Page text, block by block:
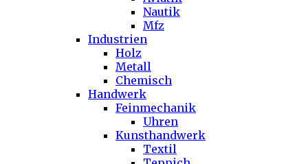
Nautik
Mfz
Industrien
Holz
Metall
Chemisch
Handwerk
Feinmechanik
Uhren
Kunsthandwerk
Textil